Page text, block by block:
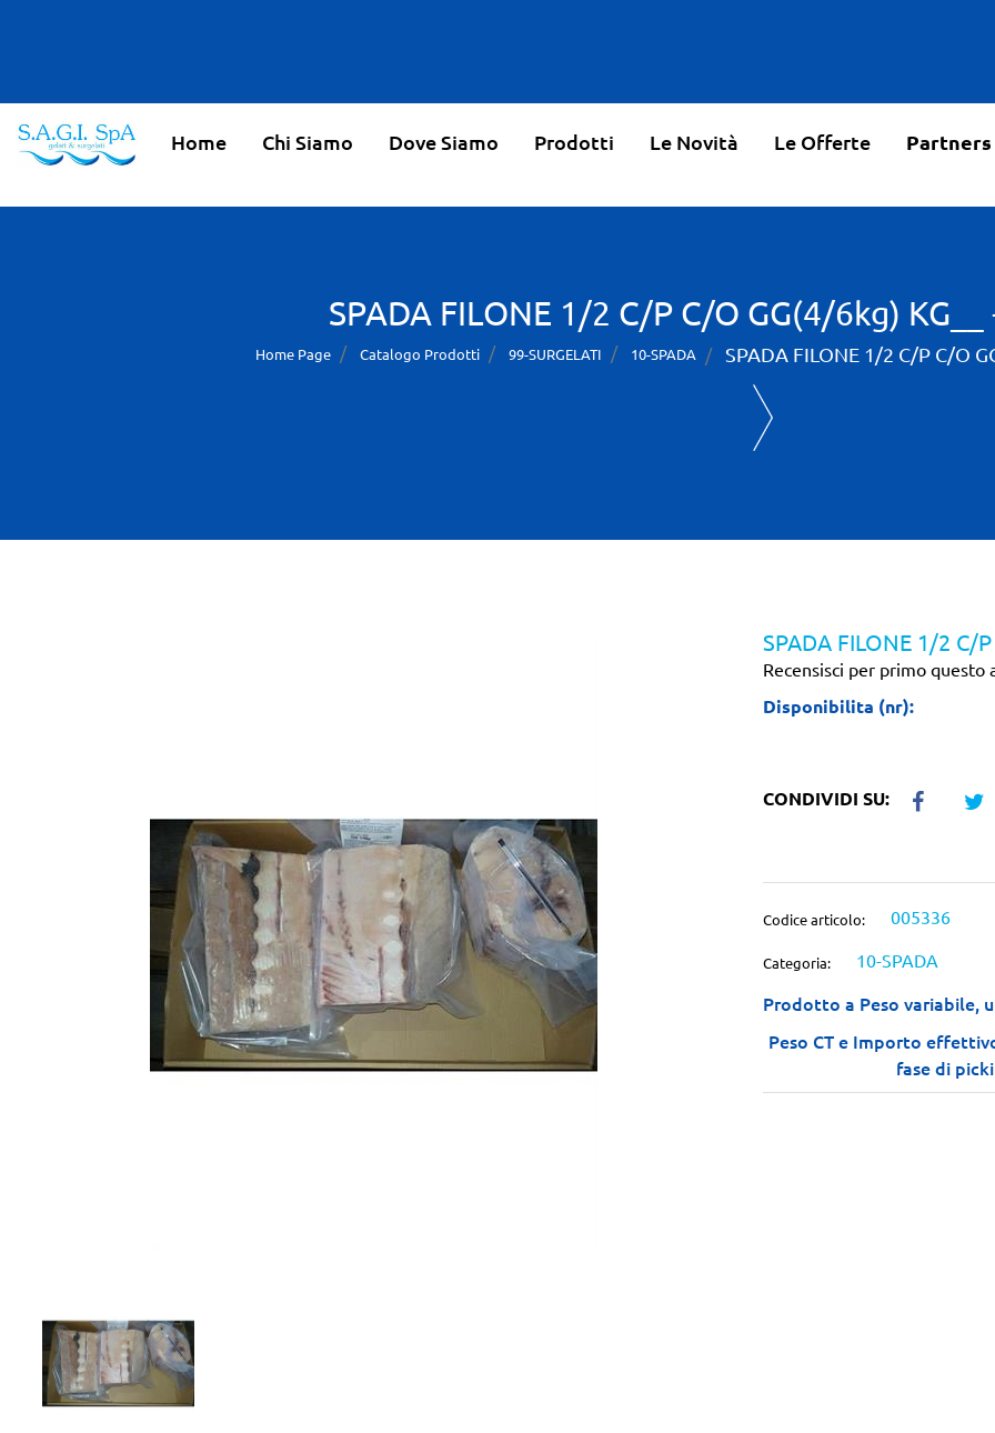
Home Chi Siamo Dove Siamo Prodotti Le Novità Le Offerte Partners
SPADA FILONE 1/2 C/P C/O GG(4/6kg) KG__
Home Page Catalogo Prodotti 99-SURGELATI 10-SPADA SPADA FILONE 1/2 C/P C/O
SPADA FILONE 1/2 C/
Recensisci per primo questo
Disponibilita (nr):
CONDIVIDI SU:
Codice articolo: 005336
Categoria: 10-SPADA
Prodotto a Peso variabile,
Peso CT e Importo
fase di